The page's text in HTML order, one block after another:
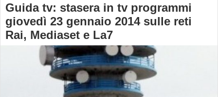
Guida tv: stasera in tv programmi
giovedì 23 gennaio 2014 sulle reti
Rai, Mediaset e La7